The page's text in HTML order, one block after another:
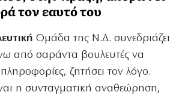
τον εαυτό του
Ομάδα της Ν.Δ. συνεδριάζει
από σαράντα βουλευτές να
ζητήσει τον λόγο.
η συνταγματική αναθεώρηση,